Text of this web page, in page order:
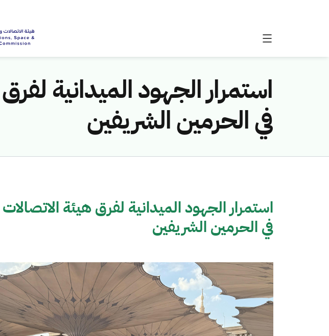
استمرار الجهود الميدانية
في الحرمين الشريفين
استمرار الجهود الميدانية لفرق هيئة
في الحرمين الشريفين